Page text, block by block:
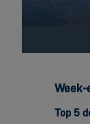
Week-
Top 5